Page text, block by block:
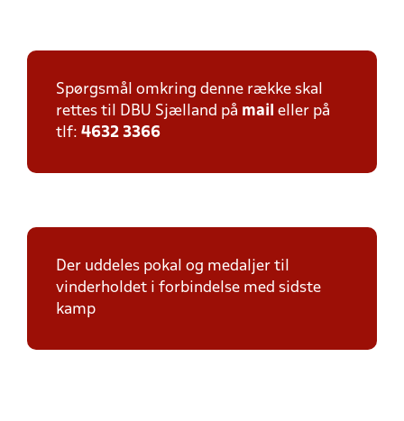
Spørgsmål omkring denne række skal
rettes til DBU Sjælland på mail eller på
tlf: 4632 3366
Der uddeles pokal og medaljer til
vinderholdet i forbindelse med sidste
kamp